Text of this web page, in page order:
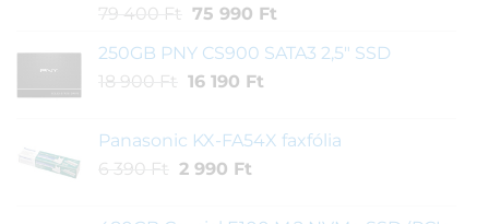
79 400 Ft Original
was:
79
75 990 FtCurrent
is:
250GB PNY CS900 SATA3 2,5" SSD
18 900 Ft Original
18
900 Ft.
16 190 FtCurrent
16
Panasonic KX-FA54X faxfólia
6 390 Ft Original
2 990 FtCurrent